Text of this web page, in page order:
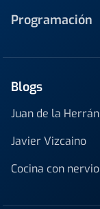
Programación
Blogs
Juan de la Herrán
Javier Vizcaino
Cocina con nervio